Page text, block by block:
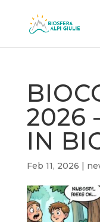
2026
IN
Feb 11, 2026 |